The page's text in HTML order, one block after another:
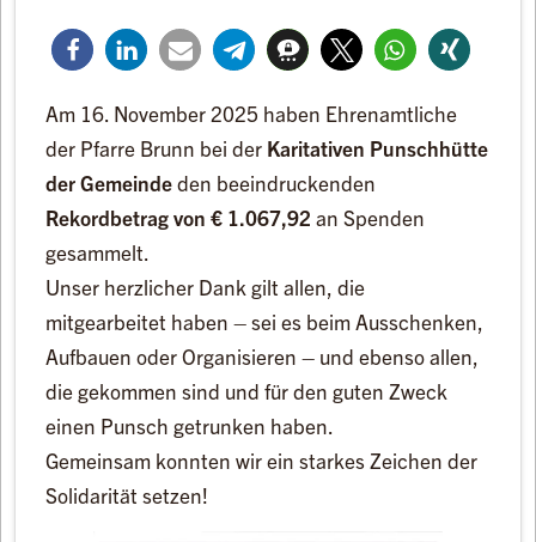
Am 16. November 2025 haben Ehrenamtliche
der Pfarre Brunn bei der Karitativen Punschhütte
der Gemeindeden beeindruckenden
Rekordbetrag von € 1.067,92 an Spenden
gesammelt.
Unser herzlicher Dank gilt allen, die
mitgearbeitet haben – sei es beim Ausschenken,
Aufbauen oder Organisieren – und ebenso allen,
die gekommen sind und für den guten Zweck
einen Punsch getrunken haben.
Gemeinsam konnten wir ein starkes Zeichen der
Solidarität setzen!